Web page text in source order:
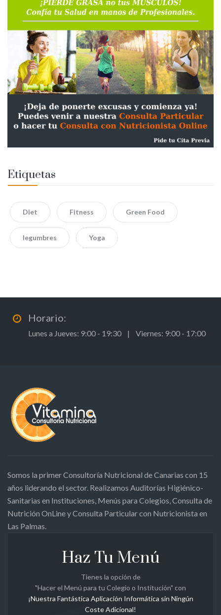
Etiquetas
Diet Fitness Green Food
legumbres Yoga
Horario:
Lunes a Jueves: 9:00 - 19:30 | Viernes: 9:00 - 17:00
Somos la primer Consultoría Nutricional de Canarias con 15
años liderando el sector. Realizamos Auditorías Higiénico-
Sanitarias en Instituciones, Menús para Colegios, Consulta de
Nutrición OnLine y Consulta Particular con Nutricionista en
Las Palmas.
Haz Tu Menú
Tienes la opción de
"Hacer el Menú para tu Colegio o Institución" con
¡Nuestra Fantástica Aplicación Informática sin Ningún
Coste Adicional!